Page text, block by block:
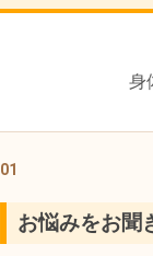
身
01
お悩みをお聞